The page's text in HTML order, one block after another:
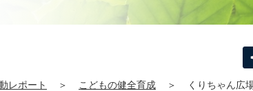
レポート ＞ こどもの健全育成 ＞
くりちゃん広